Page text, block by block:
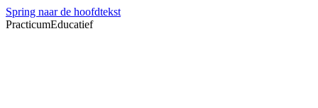
Spring naar de hoofdtekst
PracticumEducatief